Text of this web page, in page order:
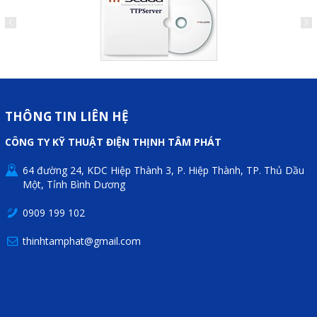
THÔNG TIN LIÊN HỆ
CÔNG TY KỸ THUẬT ĐIỆN THỊNH TÂM PHÁT
64 đường 24, KDC Hiệp Thành 3, P. Hiệp Thành, TP. Thủ Dầu
Một, Tỉnh Bình Dương
0909 199 102
thinhtamphat@gmail.com
Lập trình hệ thống Scada
Lập trình hệ thống Servo
Crack password PLC
Crack password HMI
Lấy Chương Trình HMI